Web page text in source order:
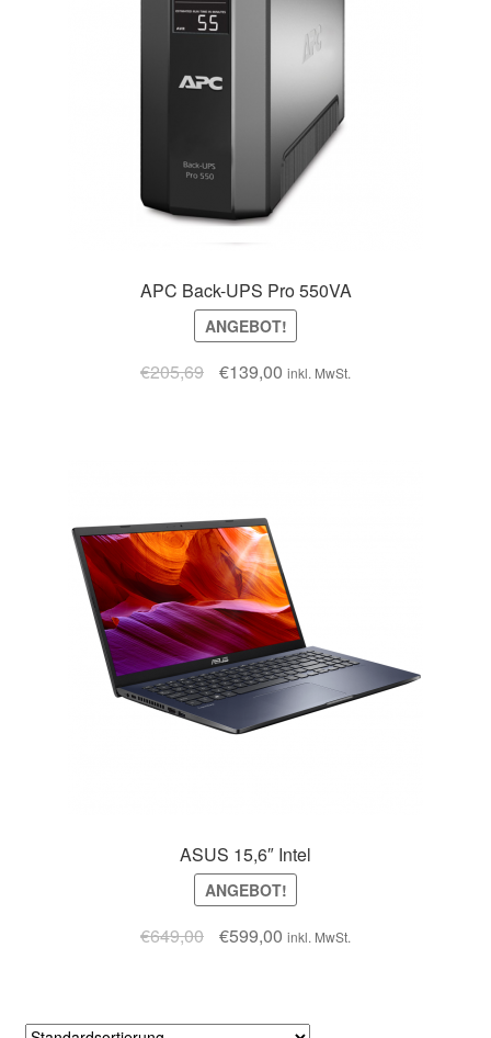
APC Back-UPS Pro 550VA
ANGEBOT!
€205,69 €139,00 inkl. MwSt.
ASUS 15,6″ Intel
ANGEBOT!
€649,00 €599,00 inkl. MwSt.